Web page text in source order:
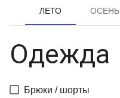
ЛЕТО ОСЕНЬ
Одежда
Брюки / шорты